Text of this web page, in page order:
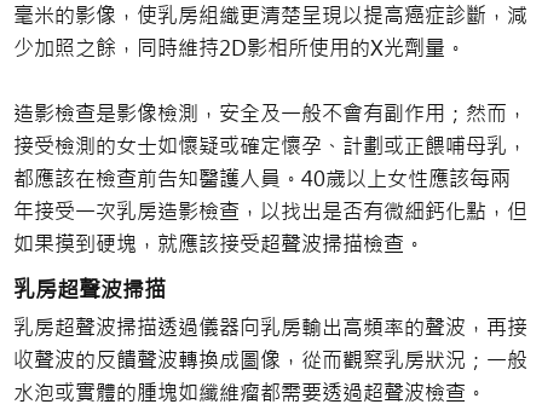
毫米的影像，使乳房組織更清楚呈現以提高癌症診斷，減
少加照之餘，同時維持2D影相所使用的X光劑量。
造影檢查是影像檢測，安全及一般不會有副作用；然而，
接受檢測的女士如懷疑或確定懷孕、計劃或正餵哺母乳，
都應該在檢查前告知醫護人員。40歲以上女性應該每兩
年接受一次乳房造影檢查，以找出是否有微細鈣化點，但
如果摸到硬塊，就應該接受超聲波掃描檢查。
乳房超聲波掃描
乳房超聲波掃描透過儀器向乳房輸出高頻率的聲波，再接
收聲波的反饋聲波轉換成圖像，從而觀察乳房狀況；一般
水泡或實體的腫塊如纖維瘤都需要透過超聲波檢查。